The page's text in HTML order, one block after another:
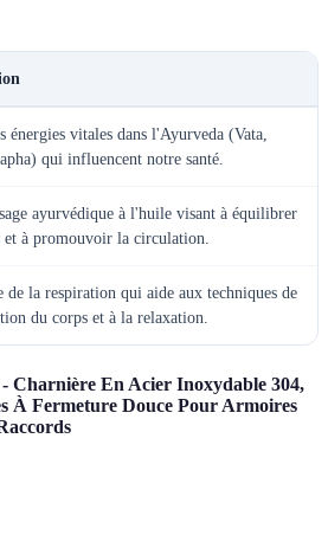
énergies vitales dans l'Ayurveda (Vata,
qui influencent notre santé.
ayurvédique à l'huile visant à équilibrer
et à promouvoir la circulation.
de la respiration qui aide aux techniques de
du corps et à la relaxation.
Charnière En Acier Inoxydable 304,
À Fermeture Douce Pour Armoires